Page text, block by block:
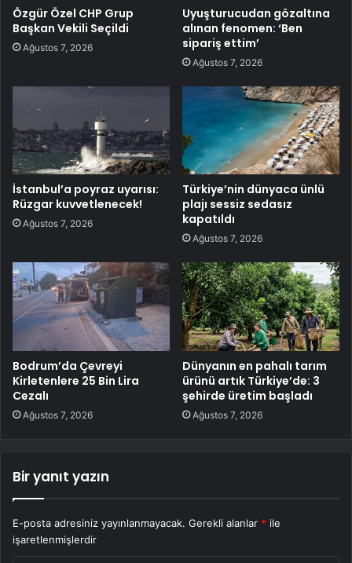
Özgür Özel CHP Grup
Başkan Vekili Seçildi
Ağustos 7, 2026
Uyuşturucudan gözaltına
alınan fenomen: ‘Ben
sipariş ettim’
Ağustos 7, 2026
İstanbul’a poyraz uyarısı:
Rüzgar kuvvetlenecek!
Ağustos 7, 2026
Türkiye’nin dünyaca ünlü
plajı sessiz sedasız
kapatıldı
Ağustos 7, 2026
Bodrum’da Çevreyi
Kirletenlere 25 Bin Lira
Cezalı
Ağustos 7, 2026
Dünyanın en pahalı tarım
ürünü artık Türkiye’de: 3
şehirde üretim başladı
Ağustos 7, 2026
Bir yanıt yazın
E-posta adresiniz yayınlanmayacak. Gerekli alanlar * ile
işaretlenmişlerdir